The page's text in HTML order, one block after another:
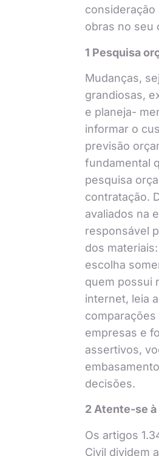
consideração
obras no seu
1 Pesquisa
Mudanças,
grandiosas,
e planeja-
informar o
previsão
fundamental
pesquisa
contratação.
avaliados na
responsável
dos
escolha
quem possui
internet, leia
empresas e
assertivos,
decisões.
2 Atente-se
Os artigos
Civil dividem